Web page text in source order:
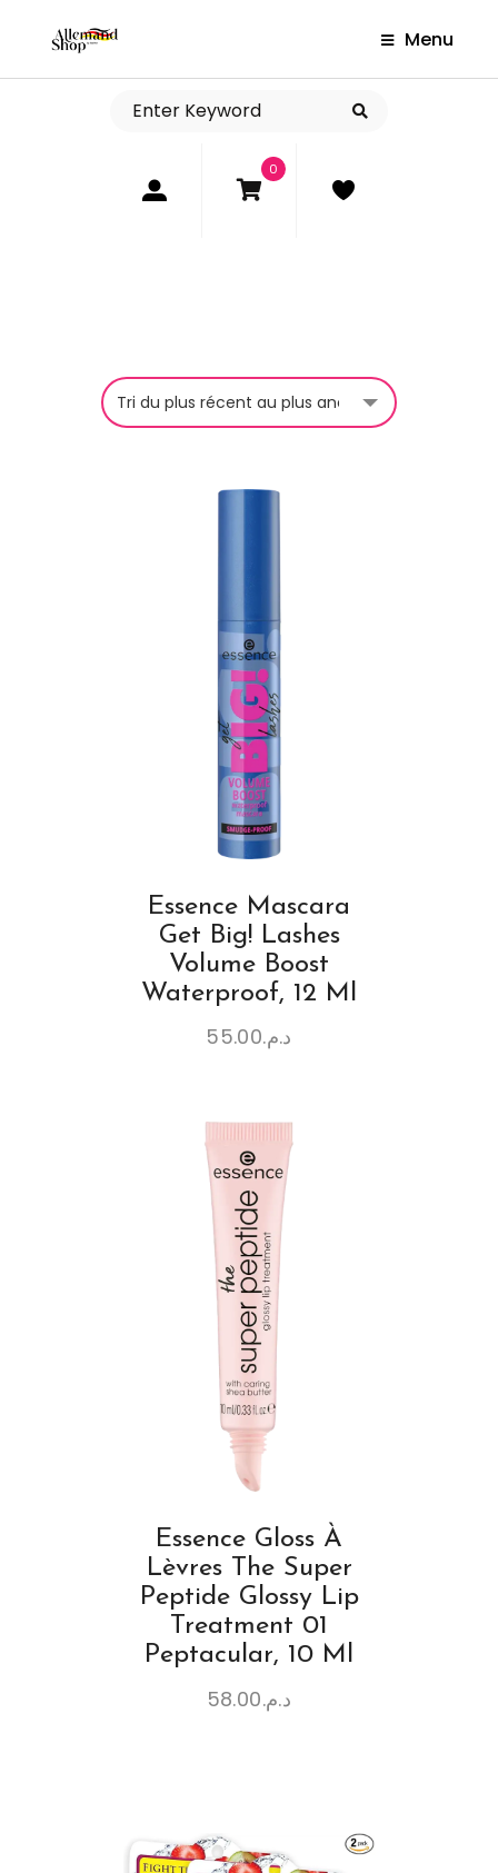
Menu
0
Essence Mascara
Get Big! Lashes
Volume Boost
Waterproof, 12 Ml
د.م.55.00
Essence Gloss À
Lèvres The Super
Peptide Glossy Lip
Treatment 01
Peptacular, 10 Ml
د.م.58.00